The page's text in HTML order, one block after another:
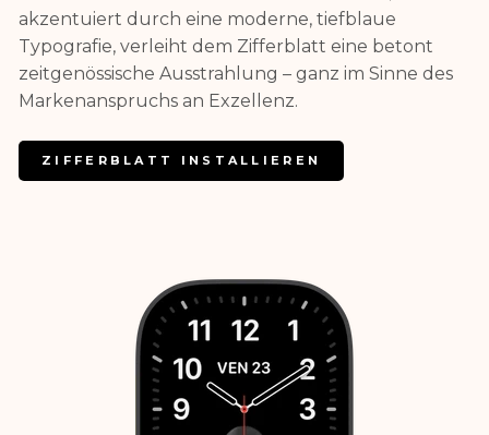
akzentuiert durch eine moderne, tiefblaue
Typografie, verleiht dem Zifferblatt eine betont
zeitgenössische Ausstrahlung – ganz im Sinne des
Markenanspruchs an Exzellenz.
ZIFFERBLATT INSTALLIEREN